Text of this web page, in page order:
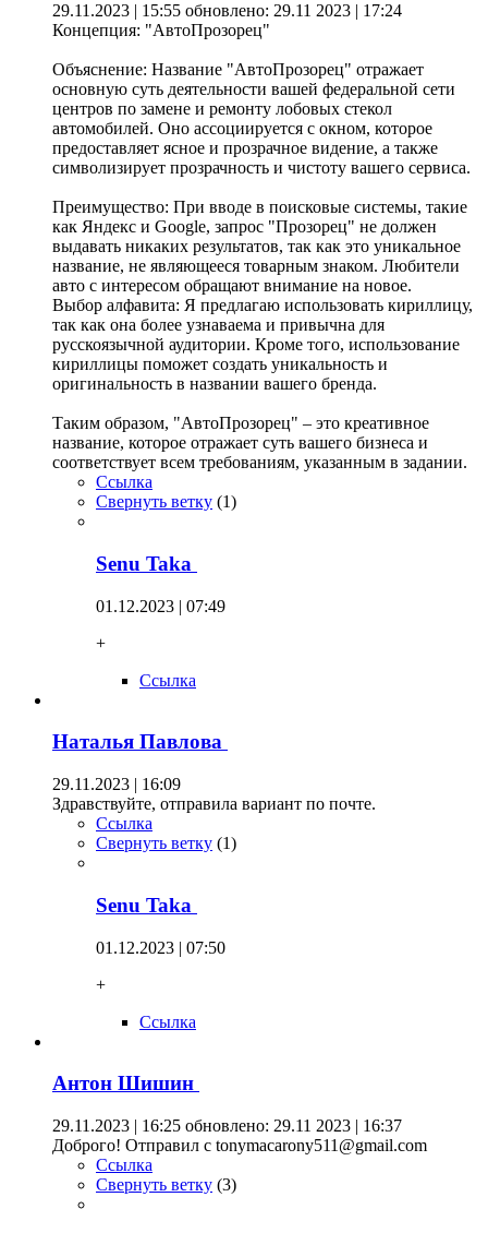
29.11.2023 | 15:55 обновлено: 29.11 2023 | 17:24
Концепция: "АвтоПрозорец"
Объяснение: Название "АвтоПрозорец" отражает
основную суть деятельности вашей федеральной сети
центров по замене и ремонту лобовых стекол
автомобилей. Оно ассоциируется с окном, которое
предоставляет ясное и прозрачное видение, а также
символизирует прозрачность и чистоту вашего сервиса.
Преимущество: При вводе в поисковые системы, такие
как Яндекс и Google, запрос "Прозорец" не должен
выдавать никаких результатов, так как это уникальное
название, не являющееся товарным знаком. Любители
авто с интересом обращают внимание на новое.
Выбор алфавита: Я предлагаю использовать кириллицу,
так как она более узнаваема и привычна для
русскоязычной аудитории. Кроме того, использование
кириллицы поможет создать уникальность и
оригинальность в названии вашего бренда.
Таким образом, "АвтоПрозорец" – это креативное
название, которое отражает суть вашего бизнеса и
соответствует всем требованиям, указанным в задании.
Ссылка
Свернуть ветку (1)
Senu Taka
01.12.2023 | 07:49
+
Ссылка
Наталья Павлова
29.11.2023 | 16:09
Здравствуйте, отправила вариант по почте.
Ссылка
Свернуть ветку (1)
Senu Taka
01.12.2023 | 07:50
+
Ссылка
Антон Шишин
29.11.2023 | 16:25 обновлено: 29.11 2023 | 16:37
Доброго! Отправил с tonymacarony511@gmail.com
Ссылка
Свернуть ветку (3)